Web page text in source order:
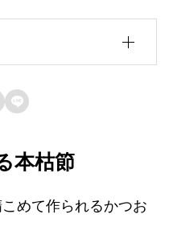
登録が必要です。
する
るために Akismet を
ータの処理方法の詳細

本枯節
めて作られるかつお